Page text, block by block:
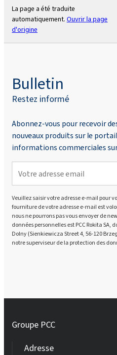
La page a été traduite
automatiquement. Ouvrir la page
d'origine
Bulletin
Restez informé
Abonnez-vous pour recevoir
nouveaux produits sur le
informations commerciales
Veuillez saisir votre adresse e-mail pour
fourniture de votre adresse e-mail est
nous ne pourrons pas vous envoyer de
données personnelles est PCC Rokita SA,
Dolny (Sienkiewicza Street 4, 56-120
notre superviseur de la protection des
Groupe PCC
Adresse